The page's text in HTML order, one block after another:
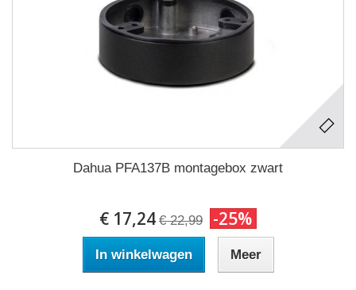
Dahua PFA137B montagebox zwart
€ 17,24 € 22,99 -25%
In winkelwagen Meer